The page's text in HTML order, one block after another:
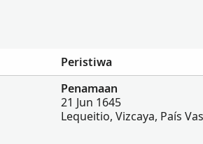
Peristiwa
Penamaan
21 Jun 1645
Lequeitio, Vizcaya, País